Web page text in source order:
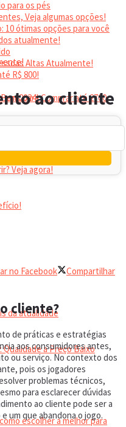
para os pés
Veja algumas opções!
ótimas opções para você
atualmente!
Altas Atualmente!
R$ 800!
em 2024!para Comprar até 2700
Veja agora!
da atualidade
a Preço Baixo
escolher a melhor para
ao cliente
no Facebook
Compartilhar
cliente?
de práticas e estratégias
aos consumidores antes,
ou serviço. No contexto dos
pois os jogadores
problemas técnicos,
para esclarecer dúvidas
ao cliente pode ser a
um que abandona o jogo.